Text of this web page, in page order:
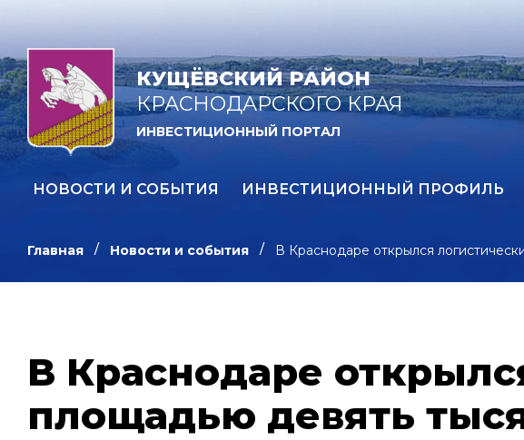
КУЩЁВСКИЙ РАЙОН
КРАСНОДАРСКОГО КРАЯ
ИНВЕСТИЦИОННЫЙ ПОРТАЛ
НОВОСТИ И СОБЫТИЯ ИНВЕСТИЦИОННЫЙ ПРОФИЛЬ
Главная Новости и события В Краснодаре открылся
В Краснодаре
площадью девять